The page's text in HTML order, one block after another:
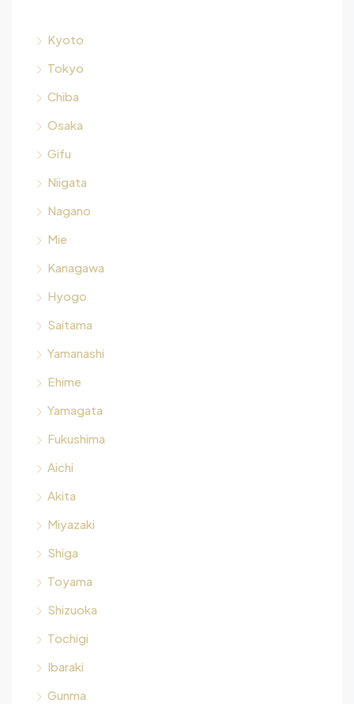
Kyoto
Tokyo
Chiba
Osaka
Gifu
Niigata
Nagano
Mie
Kanagawa
Hyogo
Saitama
Yamanashi
Ehime
Yamagata
Fukushima
Aichi
Akita
Miyazaki
Shiga
Toyama
Shizuoka
Tochigi
Ibaraki
Gunma